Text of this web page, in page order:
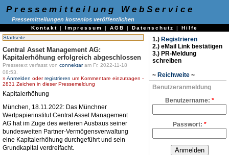
Pressemitteilung WebService
Pressemitteilungen kostenlos veröffentlichen
Kontakt | Impressum | AGB | Datenschutz | Hilfe
Startseite
Central Asset Management AG:
Kapitalerhöhung erfolgreich abgeschlossen
Pressetext verfasst von connektaram Fr, 2022-11-18
08:53.
» Anmelden oderregistrieren um Kommentare einzutragen -
2831 Zeichen in dieser Pressemeldung
Kapitalerhöhung
München, 18.11.2022: Das Münchner
Wertpapierinstitut Central Asset Management
AG hat im Zuge des weiteren Ausbaus seiner
bundesweiten Partner-Vermögensverwaltung
eine Kapitalerhöhung durchgeführt und sein
Grundkapital verdreifacht.
1.) Registrieren
2.) eMail Link bestätigen
3.) PR-Meldung
schreiben
~ Reichweite ~
Benutzeranmeldung
Benutzername: *
Passwort: *